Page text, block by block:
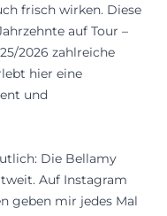
frisch wirken. Diese
auf Tour –
2026 zahlreiche
hier eine
und
Die Bellamy
Auf Instagram
geben mir jedes Mal